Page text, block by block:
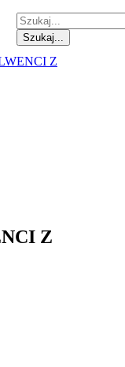
Szukaj...
Z
Z